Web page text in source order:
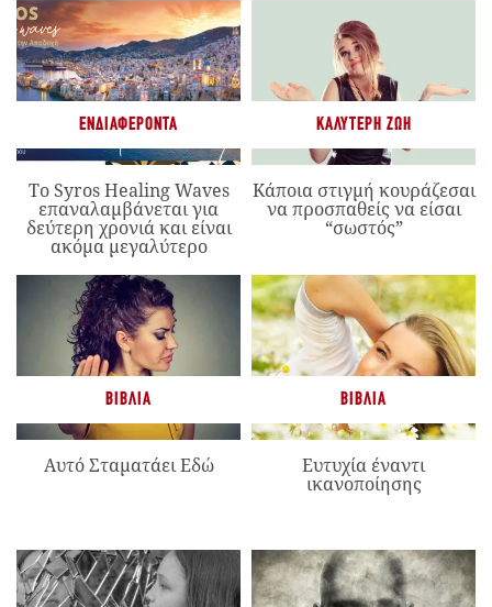
ΕΝΔΙΑΦΈΡΟΝΤΑ
Το Syros Healing Waves
επαναλαμβάνεται για
δεύτερη χρονιά και είναι
ακόμα μεγαλύτερο
ΚΑΛΎΤΕΡΗ ΖΩΉ
Κάποια στιγμή κουράζεσαι
να προσπαθείς να είσαι
“σωστός”
ΒΙΒΛΊΑ
Αυτό Σταματάει Εδώ
ΒΙΒΛΊΑ
Ευτυχία έναντι
ικανοποίησης